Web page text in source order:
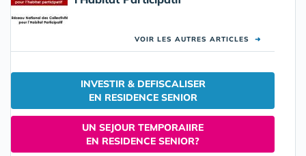
VOIR LES AUTRES ARTICLES ➜
INVESTIR & DEFISCALISER
EN RESIDENCE SENIOR
UN SEJOUR TEMPORAIIRE
EN RESIDENCE SENIOR?